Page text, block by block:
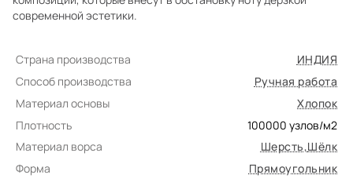
современной эстетики.
Страна производства
ИНДИЯ
Способ производства
Ручная работа
Материал основы
Хлопок
Плотность
100000 узлов/м2
Материал ворса
Шерсть,Шёлк
Форма
Прямоугольник